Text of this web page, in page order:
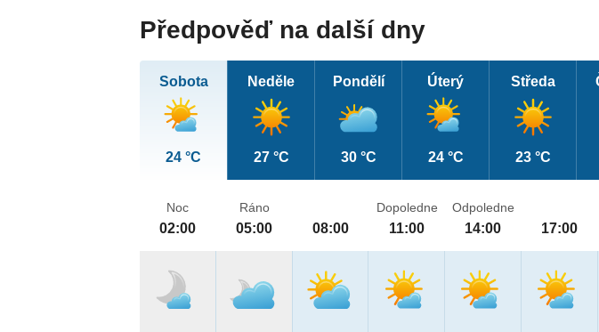
Předpověď na další dny
Sobota
24 °C
Neděle
27 °C
Pondělí
30 °C
Úterý
24 °C
Středa
23 °C
Noc
02:00
Ráno
05:00 08:00
Dopoledne
11:00
Odpoledne
14:00 17:00